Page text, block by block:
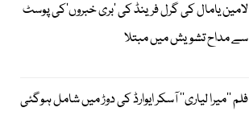
لامین یامال کی گرل فرینڈ کی ’بری خبروں‘کی پوسٹ
سے مداح تشویش میں مبتلا
فلم ’’میرا لیاری‘‘ آسکر ایوارڈ کی دوڑ میں شامل ہوگئی